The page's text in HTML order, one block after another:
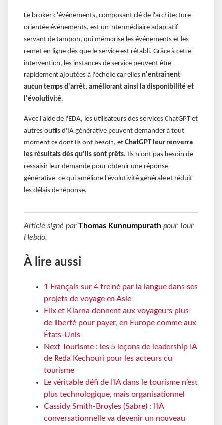
Le broker d'événements, composant clé de l'architecture
orientée événements, est un intermédiaire adaptatif
servant de tampon, qui mémorise les événements et les
remet en ligne dès que le service est rétabli. Grâce à cette
intervention, les instances de service peuvent être
rapidement ajoutées à l'échelle car elles n'entraînent
aucun temps d'arrêt, améliorant ainsi la disponibilité et
l'évolutivité.
Avec l'aide de l'EDA, les utilisateurs des services ChatGPT et
autres outils d'IA générative peuvent demander à tout
moment ce dont ils ont besoin, et ChatGPT leur renverra
les résultats dès qu'ils sont prêts. Ils n'ont pas besoin de
ressaisir leur demande pour obtenir une réponse
générative, ce qui améliore l'évolutivité générale et réduit
les délais de réponse.
Article signé parThomas Kunnumpurath pour Tour
Hebdo.
À lire aussi
1 Français sur 4 freiné par la langue dans ses
projets de voyage en Asie
Flix et Klarna donnent aux voyageurs plus
de liberté pour payer, en Europe comme aux
États-Unis
Next Tourisme : les 5 leçons de leadership IA
de Reda Kechouri pour les acteurs du
tourisme
Le véritable défi de l’IA dans le tourisme n’est
plus technologique, mais organisationnel
Cassidy Smith-Broyles (Sabre) : l'IA
conversationnelle va devenir un nouveau